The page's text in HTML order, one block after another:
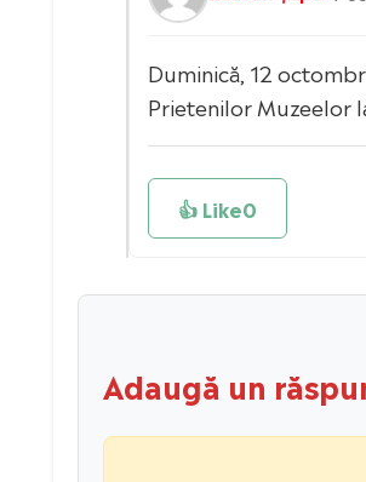
Duminică, 12
Prietenilor Muzeelor
👍 Like0
Adaugă un